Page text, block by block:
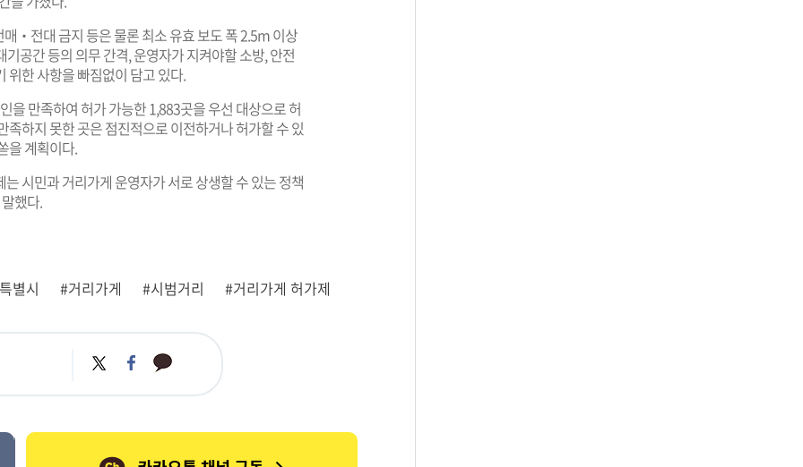
‧전대 금지 등은 물론 최소 유효 보도 폭 2.5m 이상
공간 등의 의무 간격, 운영자가 지켜야할 소방, 안전
위한 사항을 빠짐없이 담고 있다.
을 만족하여 허가 가능한 1,883곳을 우선 대상으로 허
하지 못한 곳은 점진적으로 이전하거나 허가할 수 있
을 계획이다.
시민과 거리가게 운영자가 서로 상생할 수 있는 정책
했다.
별시 #거리가게 #시범거리 #거리가게 허가제
트
위
페
이
카
카